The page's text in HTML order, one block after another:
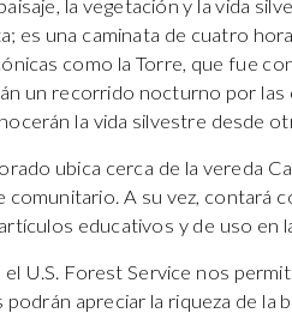
la vegetación y la vida
es una caminata de cuatro
como la Torre, que fue
un recorrido nocturno por
la vida silvestre desde
ubica cerca de la vereda
A su vez, contará
educativos y de uso en
U.S. Forest Service nos
apreciar la riqueza de la